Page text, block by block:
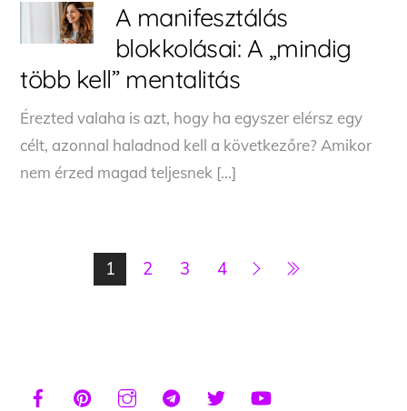
A manifesztálás
blokkolásai: A „mindig
több kell” mentalitás
Érezted valaha is azt, hogy ha egyszer elérsz egy
célt, azonnal haladnod kell a következőre? Amikor
nem érzed magad teljesnek […]
1 2 3 4